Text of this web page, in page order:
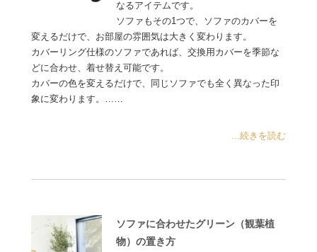
なるアイテムです。
ソファもその1つで、ソファのカバーを
変えるだけで、お部屋の雰囲気は大きく変わります。
カバーリング仕様のソファであれば、交換用カバーを季節な
どに合わせ、着せ替え可能です。
カバーの色を変えるだけで、同じソファでも全く異なった印
象に変わります。……
...続きを読む
ソファに合わせたグリーン（観葉植
物）の置き方